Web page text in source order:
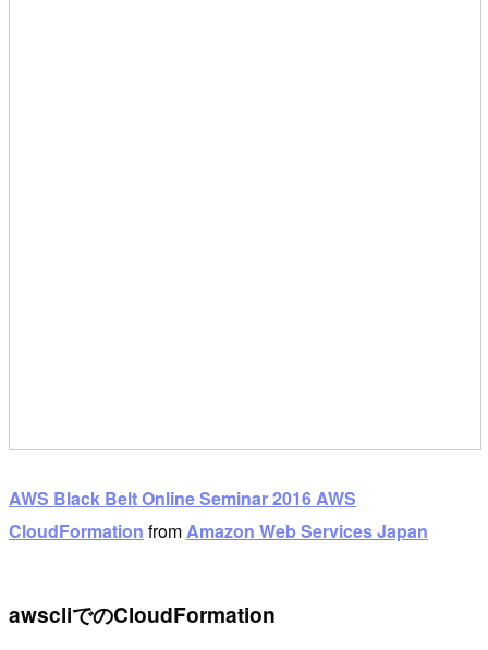
AWS Black Belt Online Seminar 2016 AWS
CloudFormation fromAmazon Web Services Japan
awscliでのCloudFormation